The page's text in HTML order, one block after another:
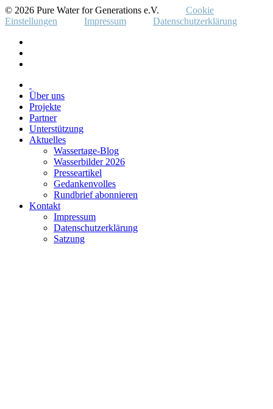
© 2026 Pure Water for Generations e.V.
Cookie
Einstellungen
Impressum Datenschutzerklärung
Über uns
Projekte
Partner
Unterstützung
Aktuelles
Wassertage-Blog
Wasserbilder 2026
Presseartikel
Gedankenvolles
Rundbrief abonnieren
Kontakt
Impressum
Datenschutzerklärung
Satzung